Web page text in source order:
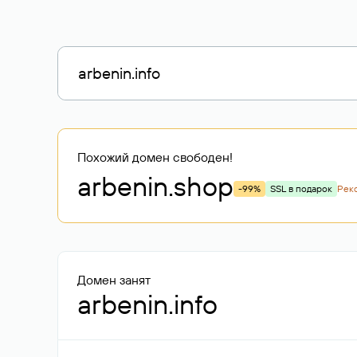
Похожий домен свободен!
arbenin.shop -99% SSL в подарок
Домен занят
arbenin.info